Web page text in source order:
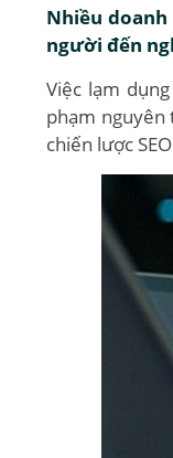
Nhiều
người đến
Việc lạm
phạm nguyên
chiến lược